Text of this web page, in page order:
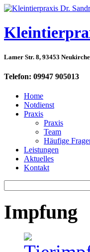
Lamer Str. 8, 93453
Telefon: 09947 905013
Home
Notdienst
Praxis
Praxis
Team
Häufige
Leistungen
Aktuelles
Kontakt
Impfung